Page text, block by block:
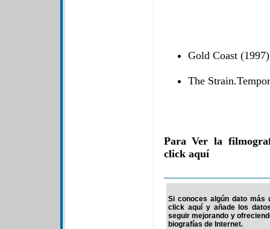
Gold Coast (1997)
The
Para Ver la
click aquí
Si conoces algún dato más
click aquí y añade los
seguir mejorando y
biografías de Internet.